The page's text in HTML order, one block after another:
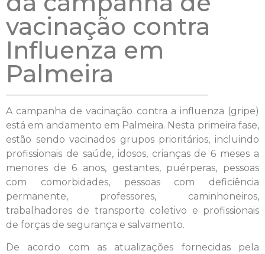
vacinação contra
Influenza em
Palmeira
A campanha de vacinação contra a influenza (gripe)
está em andamento em Palmeira. Nesta primeira fase,
estão sendo vacinados grupos prioritários, incluindo
profissionais de saúde, idosos, crianças de 6 meses a
menores de 6 anos, gestantes, puérperas, pessoas
com comorbidades, pessoas com deficiência
permanente, professores, caminhoneiros,
trabalhadores de transporte coletivo e profissionais
de forças de segurança e salvamento.
De acordo com as atualizações fornecidas pela